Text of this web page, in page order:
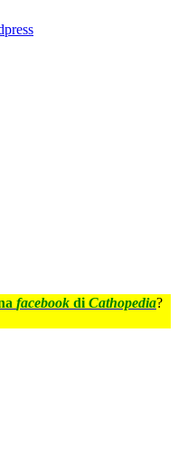
facebook di Cathopedia?